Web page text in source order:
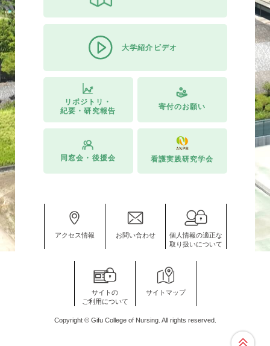
大学紹介ビデオ
リポジトリ・
紀要・研究報告
寄付のお願い
同窓会・後援会 看護実践研究学会
アクセス情報 お問い合わせ
個人情報の適正な
取り扱いについて
サイトの
ご利用について
サイトマップ
Copyright © Gifu College of Nursing. All rights reserved.